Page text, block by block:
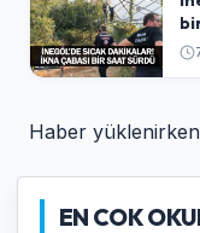
Haber
EN COK